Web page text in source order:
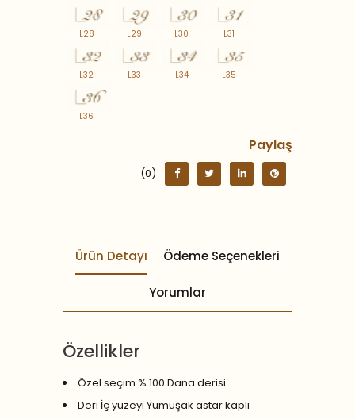
L28 L29 L30 L31
L32 L33 L34 L35
L36
Paylaş
(0)
Ürün Detayı Ödeme Seçenekleri
Yorumlar
Özellikler
Özel seçim % 100 Dana derisi
Deri İç yüzeyi Yumuşak astar kaplı